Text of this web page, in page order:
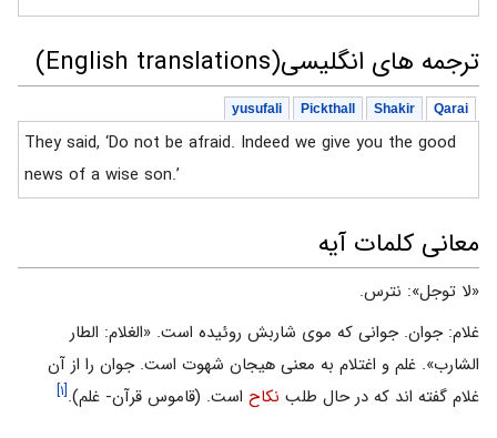
ترجمه های انگلیسی(English translations)
Qarai
Shakir
Pickthall
yusufali
They said, ‘Do not be afraid. Indeed we give you the good
news of a wise son.’
معانی کلمات آیه
«لا توجل»: نترس.
غلام: جوان. جوانى كه موى شاربش روئيده است. «الغلام: الطار
الشارب». غلم و اغتلام به معنى هيجان شهوت است. جوان را از آن
غلام گفته ‏اند كه در حال طلب نكاح است. (قاموس قرآن- غلم).[۱]